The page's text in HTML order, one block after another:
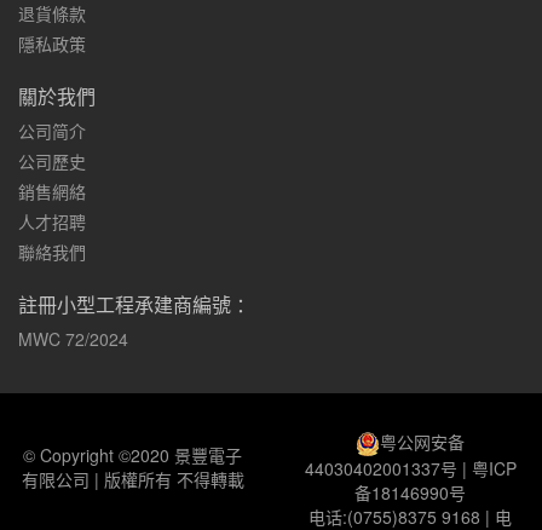
退貨條款
隱私政策
關於我們
公司简介
公司歷史
銷售網絡
人才招聘
聯絡我們
註冊小型工程承建商編號 ：
MWC 72/2024
© Copyright ©2020 景豐電子
有限公司 | 版權所有 不得轉載
粤公网安备
44030402001337号 | 粤ICP
备18146990号
电话:(0755)8375 9168 | 电